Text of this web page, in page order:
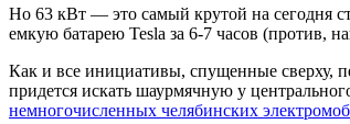
Но 63 кВт — это самый крутой на сегодня
емкую батарею Tesla за 6-7 часов (против,
Как и все инициативы, спущенные сверху,
придется искать шаурмячную у
немногочисленных челябинских